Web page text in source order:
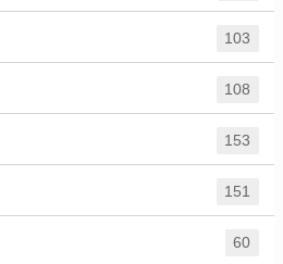
103
108
153
151
60